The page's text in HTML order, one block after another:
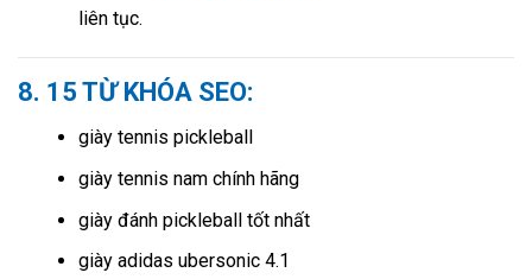
liên tục.
8. 15 TỪ KHÓA SEO:
giày tennis pickleball
giày tennis nam chính hãng
giày đánh pickleball tốt nhất
giày adidas ubersonic 4.1